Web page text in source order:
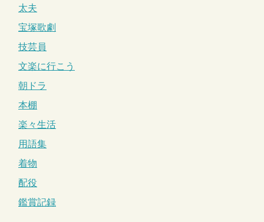
太夫
宝塚歌劇
技芸員
文楽に行こう
朝ドラ
本棚
楽々生活
用語集
着物
配役
鑑賞記録